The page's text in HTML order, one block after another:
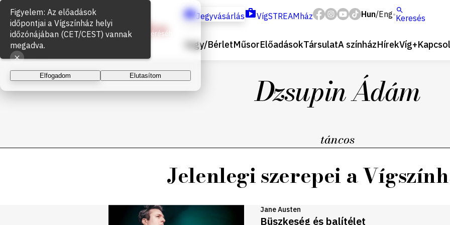
Jegyvásárlás VígSTREAMház Hun/Eng Keresés
Jegy/BérletMűsorElőadásokTársulatA színházHírekVíg+
Dzsupin Ádám
táncos
Jelenlegi szerepei a
Jane Austen
Büszkeség és balítélet
Figyelem: Az előadások
időpontjai a Vígszínház helyi
időzónájában (CET/CEST) vannak
megadva.
Sütik használata
Az oldal működéséhez és a látogatottság méréséhez
sütiket használunk. A folytatással elfogadja a sütik
használatát.
Elfogadom Elutasítom